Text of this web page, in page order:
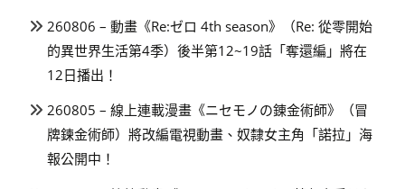
260806 – 動畫《Re:ゼロ 4th season》（Re: 從零開始
的異世界生活第4季）後半第12~19話「奪還編」將在
12日播出！
260805 – 線上連載漫畫《ニセモノの錬金術師》（冒
牌鍊金術師）將改編電視動畫、奴隸女主角「諾拉」海
報公開中！